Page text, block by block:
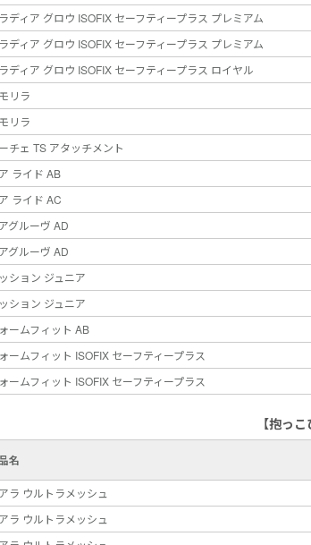
ディア グロウ ISOFIX セーフティープラス プレミアム
ディア グロウ ISOFIX セーフティープラス プレミアム
ディア グロウ ISOFIX セーフティープラス ロイヤル
リラ
リラ
チェ TS アタッチメント
ライド AB
ライド AC
グルーヴ AD
グルーヴ AD
ション ジュニア
ション ジュニア
ームフィット AB
ームフィット ISOFIX セーフティープラス
ームフィット ISOFIX セーフティープラス
【抱っこ
名
ラ ウルトラメッシュ
ラ ウルトラメッシュ